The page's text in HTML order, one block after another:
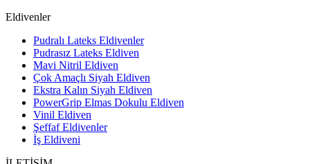
Eldivenler
Pudralı Lateks Eldivenler
Pudrasız Lateks Eldiven
Mavi Nitril Eldiven
Çok Amaçlı Siyah Eldiven
Ekstra Kalın Siyah Eldiven
PowerGrip Elmas Dokulu Eldiven
Vinil Eldiven
Şeffaf Eldivenler
İş Eldiveni